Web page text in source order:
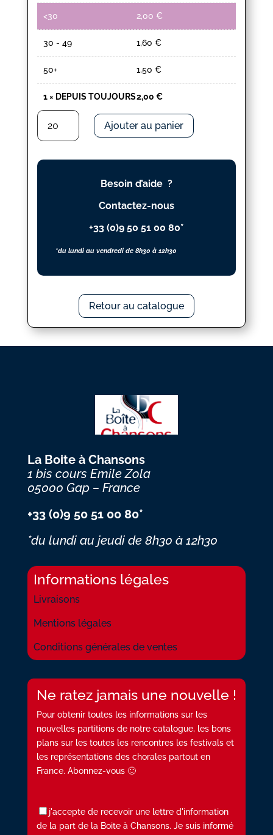
<30 2,00 €
30 - 49 1,60 €
50+ 1,50 €
1× DEPUIS TOUJOURS2,00 €
quantité
DEPUIS
TOUJOURS
Ajouter au panier
Besoin d’aide ?
Contactez-nous
+33 (0)9 50 51 00 80*
*du lundi au vendredi de 8h30 à 12h30
Retour au catalogue
La Boite à Chansons
1 bis cours Emile Zola
05000 Gap – France
+33 (0)9 50 51 00 80*
*du lundi au jeudi de 8h30 à 12h30
Informations légales
Livraisons
Mentions légales
Conditions générales de ventes
Ne ratez jamais une nouvelle !
Pour obtenir toutes les informations sur les
nouvelles partitions de notre catalogue, les bons
plans sur les toutes les rencontres les festivals et
les représentations des chorales partout en
France. Abonnez-vous 🙂
j'accepte de recevoir une lettre d'information
de la part de la Boite à Chansons. Je suis informé